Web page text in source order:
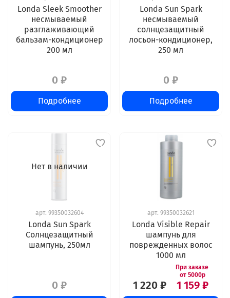
Londa Sleek Smoother
несмываемый
разглаживающий
бальзам-кондиционер
200 мл
0 ₽
Подробнее
Londa Sun Spark
несмываемый
солнцезащитный
лосьон-кондиционер,
250 мл
0 ₽
Подробнее
Нет в наличии
арт. 99350032604
Londa Sun Spark
Солнцезащитный
шампунь, 250мл
0 ₽
арт. 99350032621
Londa Visible Repair
шампунь для
поврежденных волос
1000 мл
1 220 ₽ 1 159 ₽